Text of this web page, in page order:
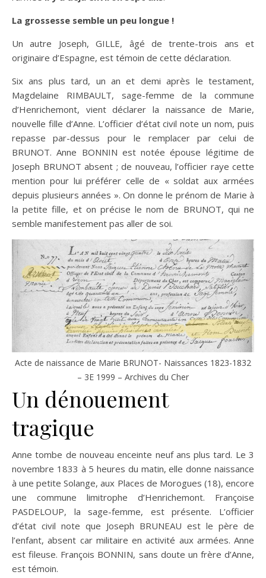
La grossesse semble un peu longue !
Un autre Joseph, GILLE, âgé de trente-trois ans et
originaire d’Espagne, est témoin de cette déclaration.
Six ans plus tard, un an et demi après le testament,
Magdelaine RIMBAULT, sage-femme de la commune
d’Henrichemont, vient déclarer la naissance de Marie,
nouvelle fille d’Anne. L’officier d’état civil note un nom, puis
repasse par-dessus pour le remplacer par celui de
BRUNOT. Anne BONNIN est notée épouse légitime de
Joseph BRUNOT absent ; de nouveau, l’officier raye cette
mention pour lui préférer celle de « soldat aux armées
depuis plusieurs années ». On donne le prénom de Marie à
la petite fille, et on précise le nom de BRUNOT, qui ne
semble manifestement pas aller de soi.
Acte de naissance de Marie BRUNOT- Naissances 1823-1832
– 3E 1999 – Archives du Cher
Un dénouement
tragique
Anne tombe de nouveau enceinte neuf ans plus tard. Le 3
novembre 1833 à 5 heures du matin, elle donne naissance
à une petite Solange, aux Places de Morogues (18), encore
une commune limitrophe d’Henrichemont. Françoise
PASDELOUP, la sage-femme, est présente. L’officier
d’état civil note que Joseph BRUNEAU est le père de
l’enfant, absent car militaire en activité aux armées. Anne
est fileuse. François BONNIN, sans doute un frère d’Anne,
est témoin.